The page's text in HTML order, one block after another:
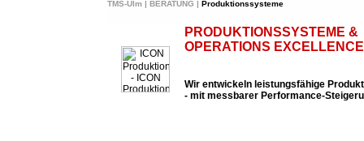
TMS-Ulm | BERATUNG | Produktionssysteme
PRODUKTIONSSYSTEME &
OPERATIONS EXCELLENCE
Wir entwickeln leistungsfähige
- mit messbarer Performance-